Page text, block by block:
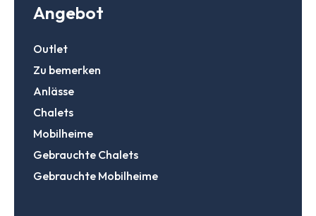
Angebot
Outlet
Zu bemerken
Anlässe
Chalets
Mobilheime
Gebrauchte Chalets
Gebrauchte Mobilheime